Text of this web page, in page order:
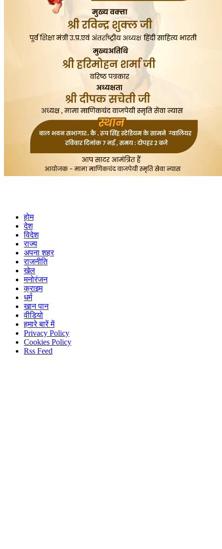
होम
देश
विदेश
राज्य
अपना शहर
राजनीति
खेल
मनोरंजन
क्राइम
धर्म
खान पान
वीडियो
हमारे बारें में
Privacy Policy
Cookies Policy
Rss Feed